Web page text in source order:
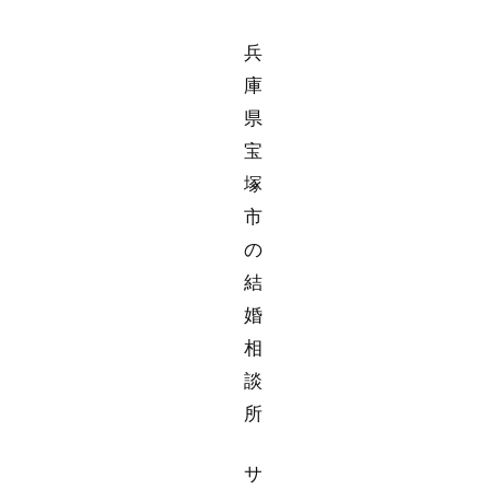
兵
庫
県
宝
塚
市
の
結
婚
相
談
所
サ